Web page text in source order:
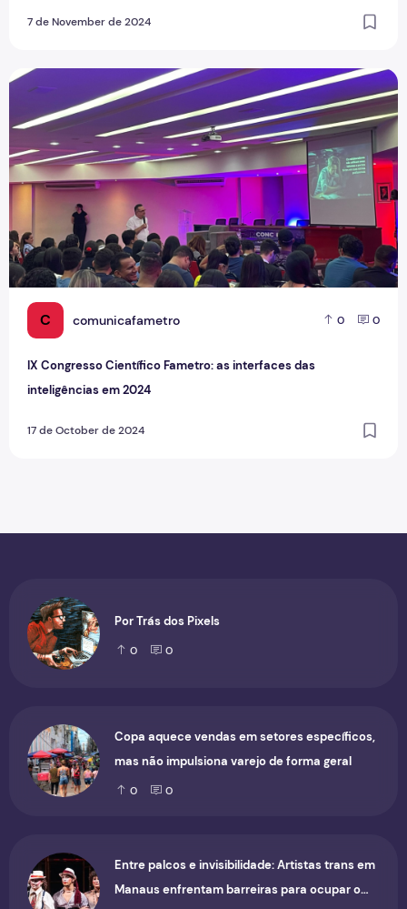
7 de November de 2024
C comunicafametro 0 0
IX Congresso Científico Fametro: as interfaces das
inteligências em 2024
17 de October de 2024
IX Congresso Científico Fametro: as interfaces das
Por Trás dos Pixels
0 0
Copa aquece vendas em setores específicos,
mas não impulsiona varejo de forma geral
0 0
Entre palcos e invisibilidade: Artistas trans em
Manaus enfrentam barreiras para ocupar o